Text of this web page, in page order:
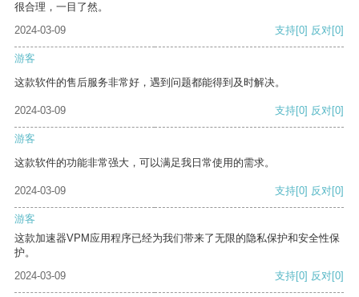
很合理，一目了然。
2024-03-09
支持[0] 反对[0]
游客
这款软件的售后服务非常好，遇到问题都能得到及时解决。
2024-03-09 支持[0] 反对[0]
游客
这款软件的功能非常强大，可以满足我日常使用的需求。
2024-03-09 支持[0] 反对[0]
游客
这款加速器VPM应用程序已经为我们带来了无限的隐私保护和安全性保
护。
2024-03-09
支持[0] 反对[0]